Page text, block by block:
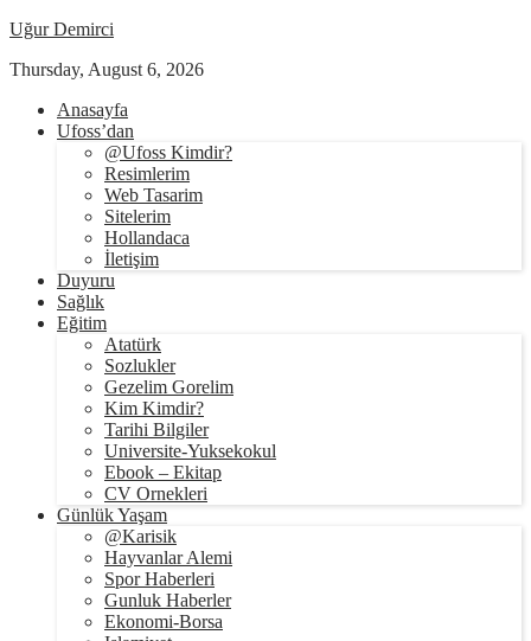
Uğur Demirci
Thursday, August 6, 2026
Anasayfa
Ufoss’dan
@Ufoss Kimdir?
Resimlerim
Web Tasarim
Sitelerim
Hollandaca
İletişim
Duyuru
Sağlık
Eğitim
Atatürk
Sozlukler
Gezelim Gorelim
Kim Kimdir?
Tarihi Bilgiler
Universite-Yuksekokul
Ebook – Ekitap
CV Ornekleri
Günlük Yaşam
@Karisik
Hayvanlar Alemi
Spor Haberleri
Gunluk Haberler
Ekonomi-Borsa